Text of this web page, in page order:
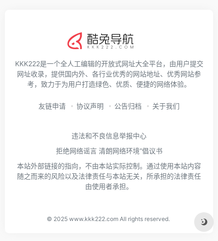
KKK222是一个全人工编辑的开放式网址大全平台，由用户提交
网址收录，提供国内外、各行业优秀的网站地址、优秀网站参
考，致力于为用户打造绿色、优质、便捷的网络体验。
友链申请 协议声明 公告归档 关于我们
违法和不良信息举报中心
拒绝网络谣言 清朗网络环境”倡议书
本站外部链接的指向，不由本站实际控制。通过使用本站内容
随之而来的风险以及法律责任与本站无关，所承担的法律责任
由使用者承担。
© 2025 www.kkk222.com All rights reserved.